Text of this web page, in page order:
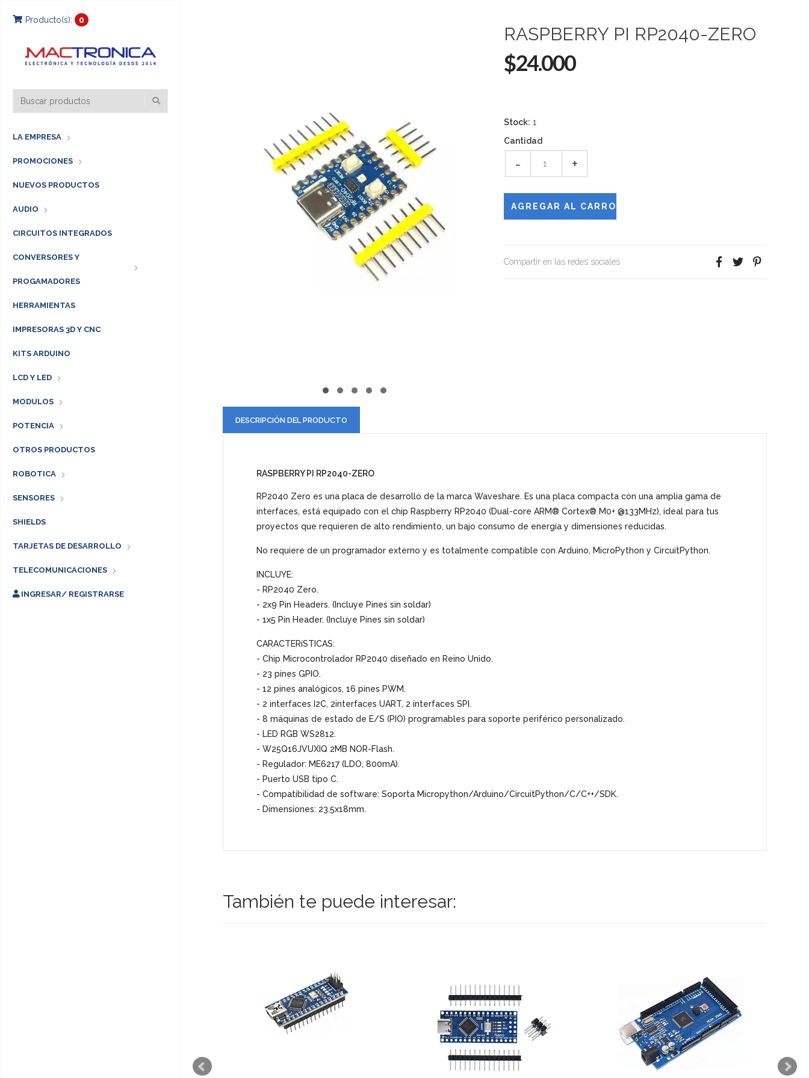
Producto(s): 0
LA EMPRESA
PROMOCIONES
NUEVOS PRODUCTOS
AUDIO
CIRCUITOS INTEGRADOS
CONVERSORES Y
PROGAMADORES
HERRAMIENTAS
IMPRESORAS 3D Y CNC
KITS ARDUINO
LCD Y LED
MODULOS
POTENCIA
OTROS PRODUCTOS
ROBOTICA
SENSORES
SHIELDS
TARJETAS DE DESARROLLO
TELECOMUNICACIONES
INGRESAR/ REGISTRARSE
RASPBERRY PI RP2040-ZERO
$24.000
Stock: 1
Cantidad
- +
Compartir en las redes sociales
DESCRIPCIÓN DEL PRODUCTO
RASPBERRY PI RP2040-ZERO
RP2040 Zero es una placa de desarrollo de la marca Waveshare. Es una placa compacta con una amplia gama de
interfaces, está equipado con el chip Raspberry RP2040 (Dual-core ARM® Cortex® M0+ @133MHz), ideal para tus
proyectos que requieren de alto rendimiento, un bajo consumo de energía y dimensiones reducidas.
No requiere de un programador externo y es totalmente compatible con Arduino, MicroPython y CircuitPython.
INCLUYE:
- RP2040 Zero.
- 2x9 Pin Headers. (Incluye Pines sin soldar)
- 1x5 Pin Header. (Incluye Pines sin soldar)
CARACTERíSTICAS:
- Chip Microcontrolador RP2040 diseñado en Reino Unido.
- 23 pines GPIO.
- 12 pines analógicos, 16 pines PWM.
- 2 interfaces I2C, 2interfaces UART, 2 interfaces SPI.
- 8 máquinas de estado de E/S (PIO) programables para soporte periférico personalizado.
- LED RGB WS2812.
- W25Q16JVUXIQ 2MB NOR-Flash.
- Regulador: ME6217 (LDO, 800mA).
- Puerto USB tipo C.
- Compatibilidad de software: Soporta Micropython/Arduino/CircuitPython/C/C++/SDK.
- Dimensiones: 23.5x18mm.
También te puede interesar: